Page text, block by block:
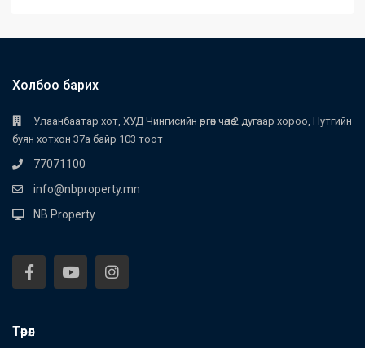
Холбоо барих
Улаанбаатар хот, ХУД Чингисийн өргөн чөлөө 2 дугаар хороо, Нутгийн
буян хотхон 37а байр 103 тоот
77071100
info@nbproperty.mn
NB Property
Төрөл